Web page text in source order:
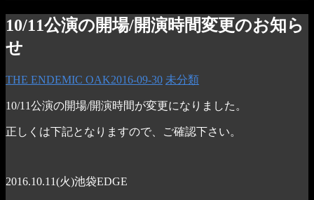
10/11公演の開場/開演時間変更のお知ら
せ
THE ENDEMIC OAK2016-09-30 未分類
10/11公演の開場/開演時間が変更になりました。
正しくは下記となりますので、ご確認下さい。
2016.10.11(火)池袋EDGE